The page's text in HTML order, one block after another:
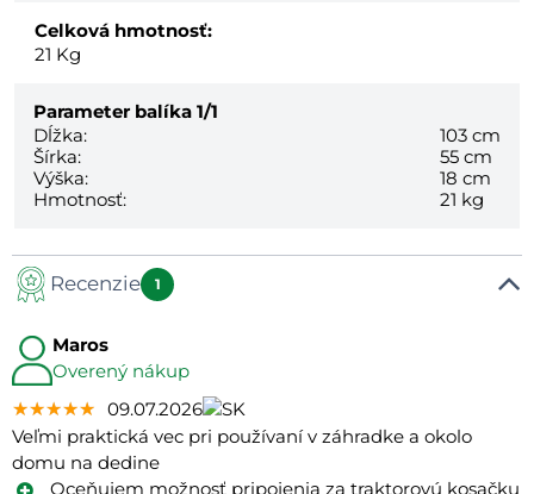
Celková hmotnosť:
21 Kg
Parameter balíka 1/1
Dĺžka:
103 cm
Šírka:
55 cm
Výška:
18 cm
Hmotnosť:
21 kg
Recenzie 1
Maros
Overený nákup
★★★★★
★★★★★
★★★★★ 09.07.2026
Veľmi praktická vec pri používaní v záhradke a okolo
domu na dedine
Oceňujem možnosť pripojenia za traktorovú kosačku